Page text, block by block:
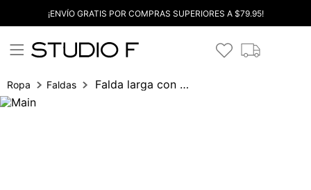
¡ENVÍO GRATIS POR COMPRAS SUPERIORES A $79.95!
Ropa Faldas Falda larga con aberturas